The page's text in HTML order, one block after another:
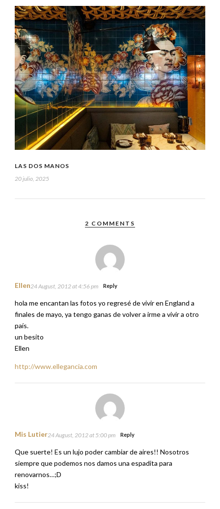
LAS DOS MANOS
20 julio, 2025
2 COMMENTS
Ellen24 August, 2012 at 4:56 pm Reply
hola me encantan las fotos yo regresé de vivir en England a
finales de mayo, ya tengo ganas de volver a irme a vivir a otro
país.
un besito
Ellen
http://www.ellegancia.com
Mis Lutier24 August, 2012 at 5:00 pm Reply
Que suerte! Es un lujo poder cambiar de aires!! Nosotros
siempre que podemos nos damos una espadita para
renovarnos…;D
kiss!